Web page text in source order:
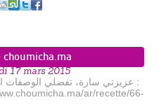
choumicha.ma
17 mars 2015
عزيزتي سارة، تفضلي الوصفات
ar/recette/66-